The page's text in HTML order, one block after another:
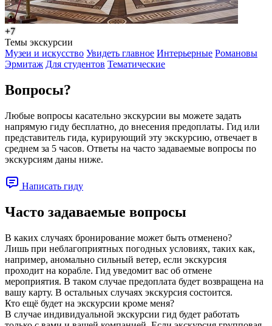
+7
Темы экскурсии
Музеи и искусство Увидеть главное Интерьерные Романовы
Эрмитаж Для студентов Тематические
Вопросы?
Любые вопросы касательно экскурсии вы можете задать
напрямую гиду бесплатно, до внесения предоплаты. Гид или
представитель гида, курирующий эту экскурсию, отвечает в
среднем за 5 часов. Ответы на часто задаваемые вопросы по
экскурсиям даны ниже.
Написать гиду
Часто задаваемые вопросы
В каких случаях бронирование может быть отменено?
Лишь при неблагоприятных погодных условиях, таких как,
например, аномально сильный ветер, если экскурсия
проходит на корабле. Гид уведомит вас об отмене
мероприятия. В таком случае предоплата будет возвращена на
вашу карту. В остальных случаях экскурсия состоится.
Кто ещё будет на экскурсии кроме меня?
В случае индивидуальной экскурсии гид будет работать